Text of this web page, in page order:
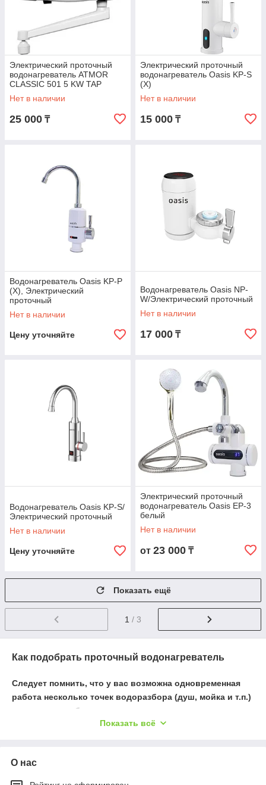
Электрический проточный
водонагреватель ATMOR
CLASSIC 501 5 KW TAP
Нет в наличии
25 000 ₸
Электрический проточный
водонагреватель Oasis KP-S
(X)
Нет в наличии
15 000 ₸
Водонагреватель Oasis KP-P
(X), Электрический
проточный
Нет в наличии
Цену уточняйте
Водонагреватель Oasis NP-
W/Электрический проточный
Нет в наличии
17 000 ₸
Водонагреватель Oasis KP-S/
Электрический проточный
Нет в наличии
Цену уточняйте
Электрический проточный
водонагреватель Oasis EP-3
белый
Нет в наличии
от 23 000 ₸
Показать ещё
1 / 3
Как подобрать проточный водонагреватель
Следует помнить, что у вас возможна одновременная
работа несколько точек водоразбора (душ, мойка и т.п.)
- это также необходимо учесть.
Выбрав подходящий Вам водонагреватель,
подобного устройства.
Показать всё
О нас